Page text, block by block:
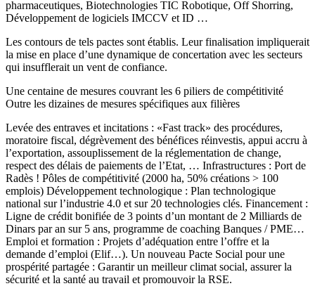
pharmaceutiques, Biotechnologies TIC Robotique, Off Shorring,
Développement de logiciels IMCCV et ID …
Les contours de tels pactes sont établis. Leur finalisation impliquerait
la mise en place d’une dynamique de concertation avec les secteurs
qui insufflerait un vent de confiance.
Une centaine de mesures couvrant les 6 piliers de compétitivité
Outre les dizaines de mesures spécifiques aux filières
Levée des entraves et incitations : «Fast track» des procédures,
moratoire fiscal, dégrèvement des bénéfices réinvestis, appui accru à
l’exportation, assouplissement de la réglementation de change,
respect des délais de paiements de l’Etat, … Infrastructures : Port de
Radès ! Pôles de compétitivité (2000 ha, 50% créations > 100
emplois) Développement technologique : Plan technologique
national sur l’industrie 4.0 et sur 20 technologies clés. Financement :
Ligne de crédit bonifiée de 3 points d’un montant de 2 Milliards de
Dinars par an sur 5 ans, programme de coaching Banques / PME…
Emploi et formation : Projets d’adéquation entre l’offre et la
demande d’emploi (Elif…). Un nouveau Pacte Social pour une
prospérité partagée : Garantir un meilleur climat social, assurer la
sécurité et la santé au travail et promouvoir la RSE.